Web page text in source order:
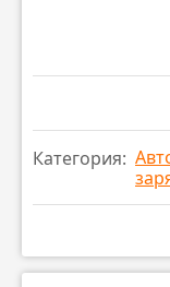
Категория: